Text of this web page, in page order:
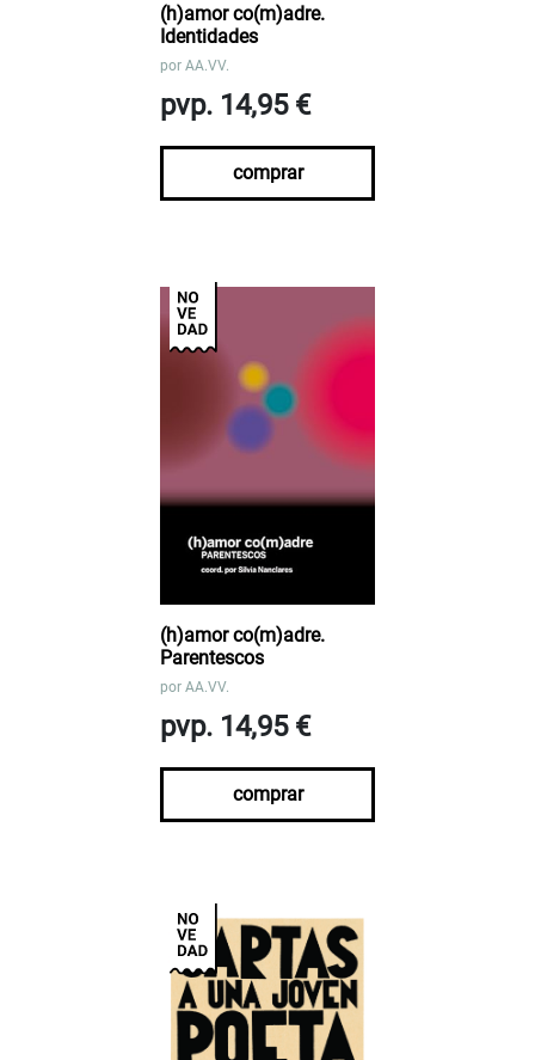
(h)amor co(m)adre.
Identidades
por AA.VV.
pvp. 14,95 €
comprar
(h)amor co(m)adre.
Parentescos
por AA.VV.
pvp. 14,95 €
comprar